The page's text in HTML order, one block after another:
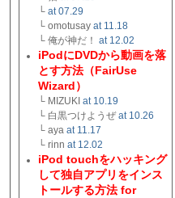
└ at 07.29
└ omotusay at 11.18
└ 俺が神だ！ at 12.02
iPodにDVDから動画を落
とす方法（FairUse
Wizard）
└ MIZUKI at 10.19
└ 白黒つけようぜat 10.26
└ aya at 11.17
└ rinn at 12.02
iPod touchをハッキング
して独自アプリをインス
トールする方法 for